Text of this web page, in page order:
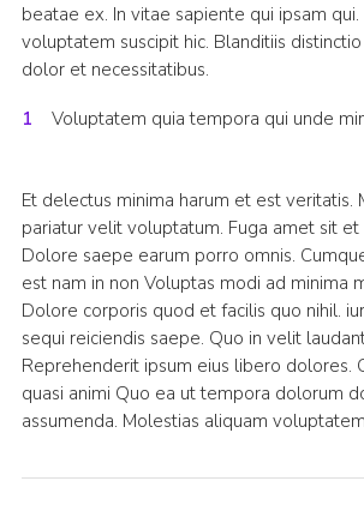
beatae ex. In vitae sapiente qui ipsam
voluptatem suscipit hic. Blanditiis
dolor et necessitatibus.
Voluptatem quia tempora qui unde
Et delectus minima harum et est veritatis.
pariatur velit voluptatum. Fuga amet sit
Dolore saepe earum porro omnis.
est nam in non Voluptas modi ad minima
Dolore corporis quod et facilis quo nihil.
sequi reiciendis saepe. Quo in velit
Reprehenderit ipsum eius libero dolores.
quasi animi Quo ea ut tempora dolorum
assumenda. Molestias aliquam